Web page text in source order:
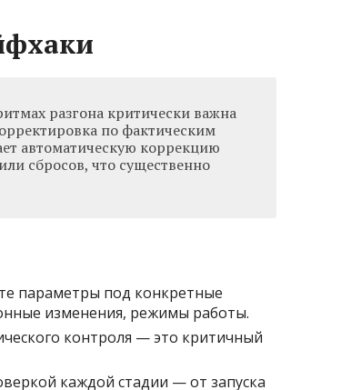
разгона критически важна
по фактическим
автоматическую коррекцию
сбросов, что существенно
параметры под конкретные
изменения, режимы работы.
контроля — это критичный
каждой стадии — от запуска